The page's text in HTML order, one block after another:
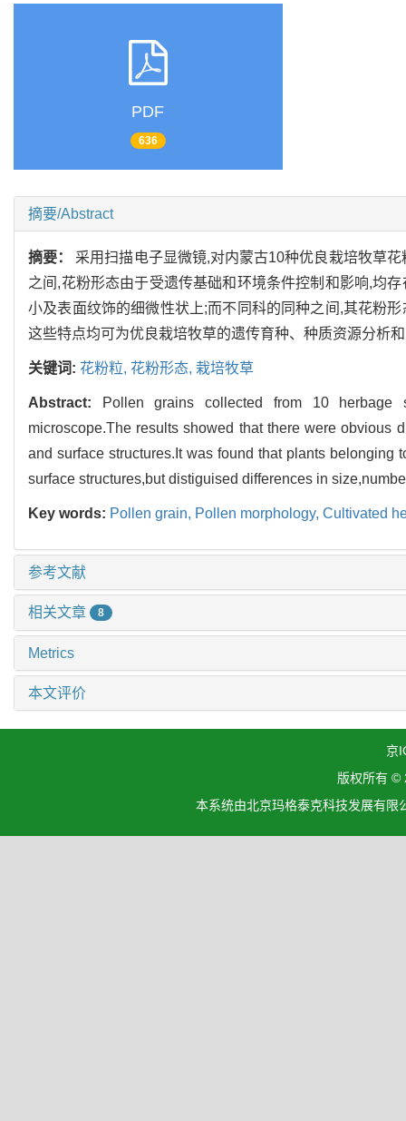
PDF
636
摘要/Abstract
摘要： 采用扫描电子显微镜,对内蒙古10种优良栽培牧草
之间,花粉形态由于受遗传基础和环境条件控制和影响,均
小及表面纹饰的细微性状上;而不同科的同种之间,其花粉
这些特点均可为优良栽培牧草的遗传育种、种质资源分析
关键词: 花粉粒, 花粉形态, 栽培牧草
Abstract:
Pollen grains collected from 10
microscope.The results showed that there were obvious
and surface structures.It was found that plants
surface structures,but distiguised differences in
Key words: Pollen grain, Pollen morphology, Cultivated
参考文献
相关文章 8
Metrics
本文评价
京
版权所有 ©
本系统由北京玛格泰克科技发展有